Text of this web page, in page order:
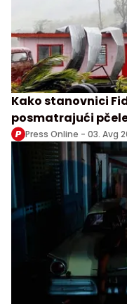
Kako stanovnici
Press Online - 03. Avg